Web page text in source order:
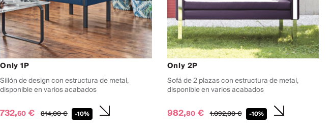
Only 1P
Sillón de design con estructura de metal,
disponible en varios acabados
732,60 € 814,00€ -10%
Only 2P
Sofá de 2 plazas con estructura de metal,
disponible en varios acabados
982,80€ 1.092,00€ -10%